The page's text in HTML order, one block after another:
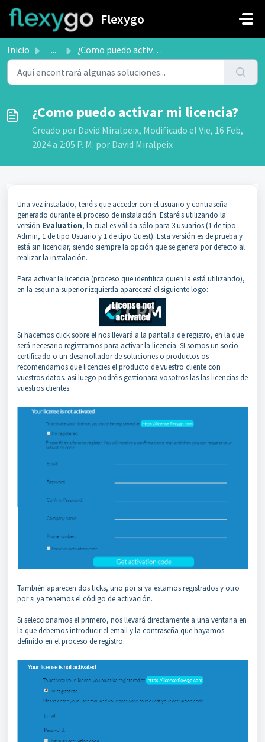
Saltar al contenido principal
Flexygo
Inicio ... ¿Como puedo activar mi licencia?
¿Como puedo activar mi licencia?
Creado por David Miralpeix, Modificado el Vie, 16 Feb,
2024 a 2:05 P. M. por David Miralpeix
Una vez instalado, tenéis que acceder con el usuario y contraseña
generado durante el proceso de instalación. Estaréis utilizando la
versión Evaluation, la cual es válida sólo para 3 usuarios (1 de tipo
Admin, 1 de tipo Usuario y 1 de tipo Guest). Esta versión es de prueba y
está sin licenciar, siendo siempre la opción que se genera por defecto al
realizar la instalación.
Para activar la licencia (proceso que identifica quien la está utilizando),
en la esquina superior izquierda aparecerá el siguiente logo:
Si hacemos click sobre el nos llevará a la pantalla de registro, en la que
será necesario registrarnos para activar la licencia. SI somos un socio
certificado o un desarrollador de soluciones o productos os
recomendamos que licencies el producto de vuestro cliente con
vuestros datos. así luego podréis gestionara vosotros las las licencias de
vuestros clientes.
También aparecen dos ticks, uno por si ya estamos registrados y otro
por si ya tenemos el código de activación.
Si seleccionamos el primero, nos llevará directamente a una ventana en
la que debemos introducir el email y la contraseña que hayamos
definido en el proceso de registro.